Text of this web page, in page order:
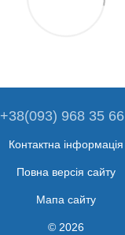
+38(093) 968 35 66
Контактна інформація
Повна версія сайту
Мапа сайту
© 2026